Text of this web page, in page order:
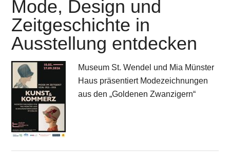
Mode, Design und
Zeitgeschichte in
Ausstellung entdecken
Museum St. Wendel und Mia Münster
Haus präsentiert Modezeichnungen
aus den „Goldenen Zwanzigern“